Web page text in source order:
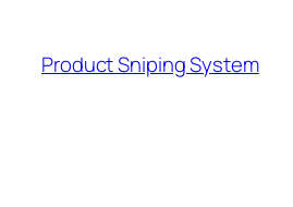
content
Product Sniping System